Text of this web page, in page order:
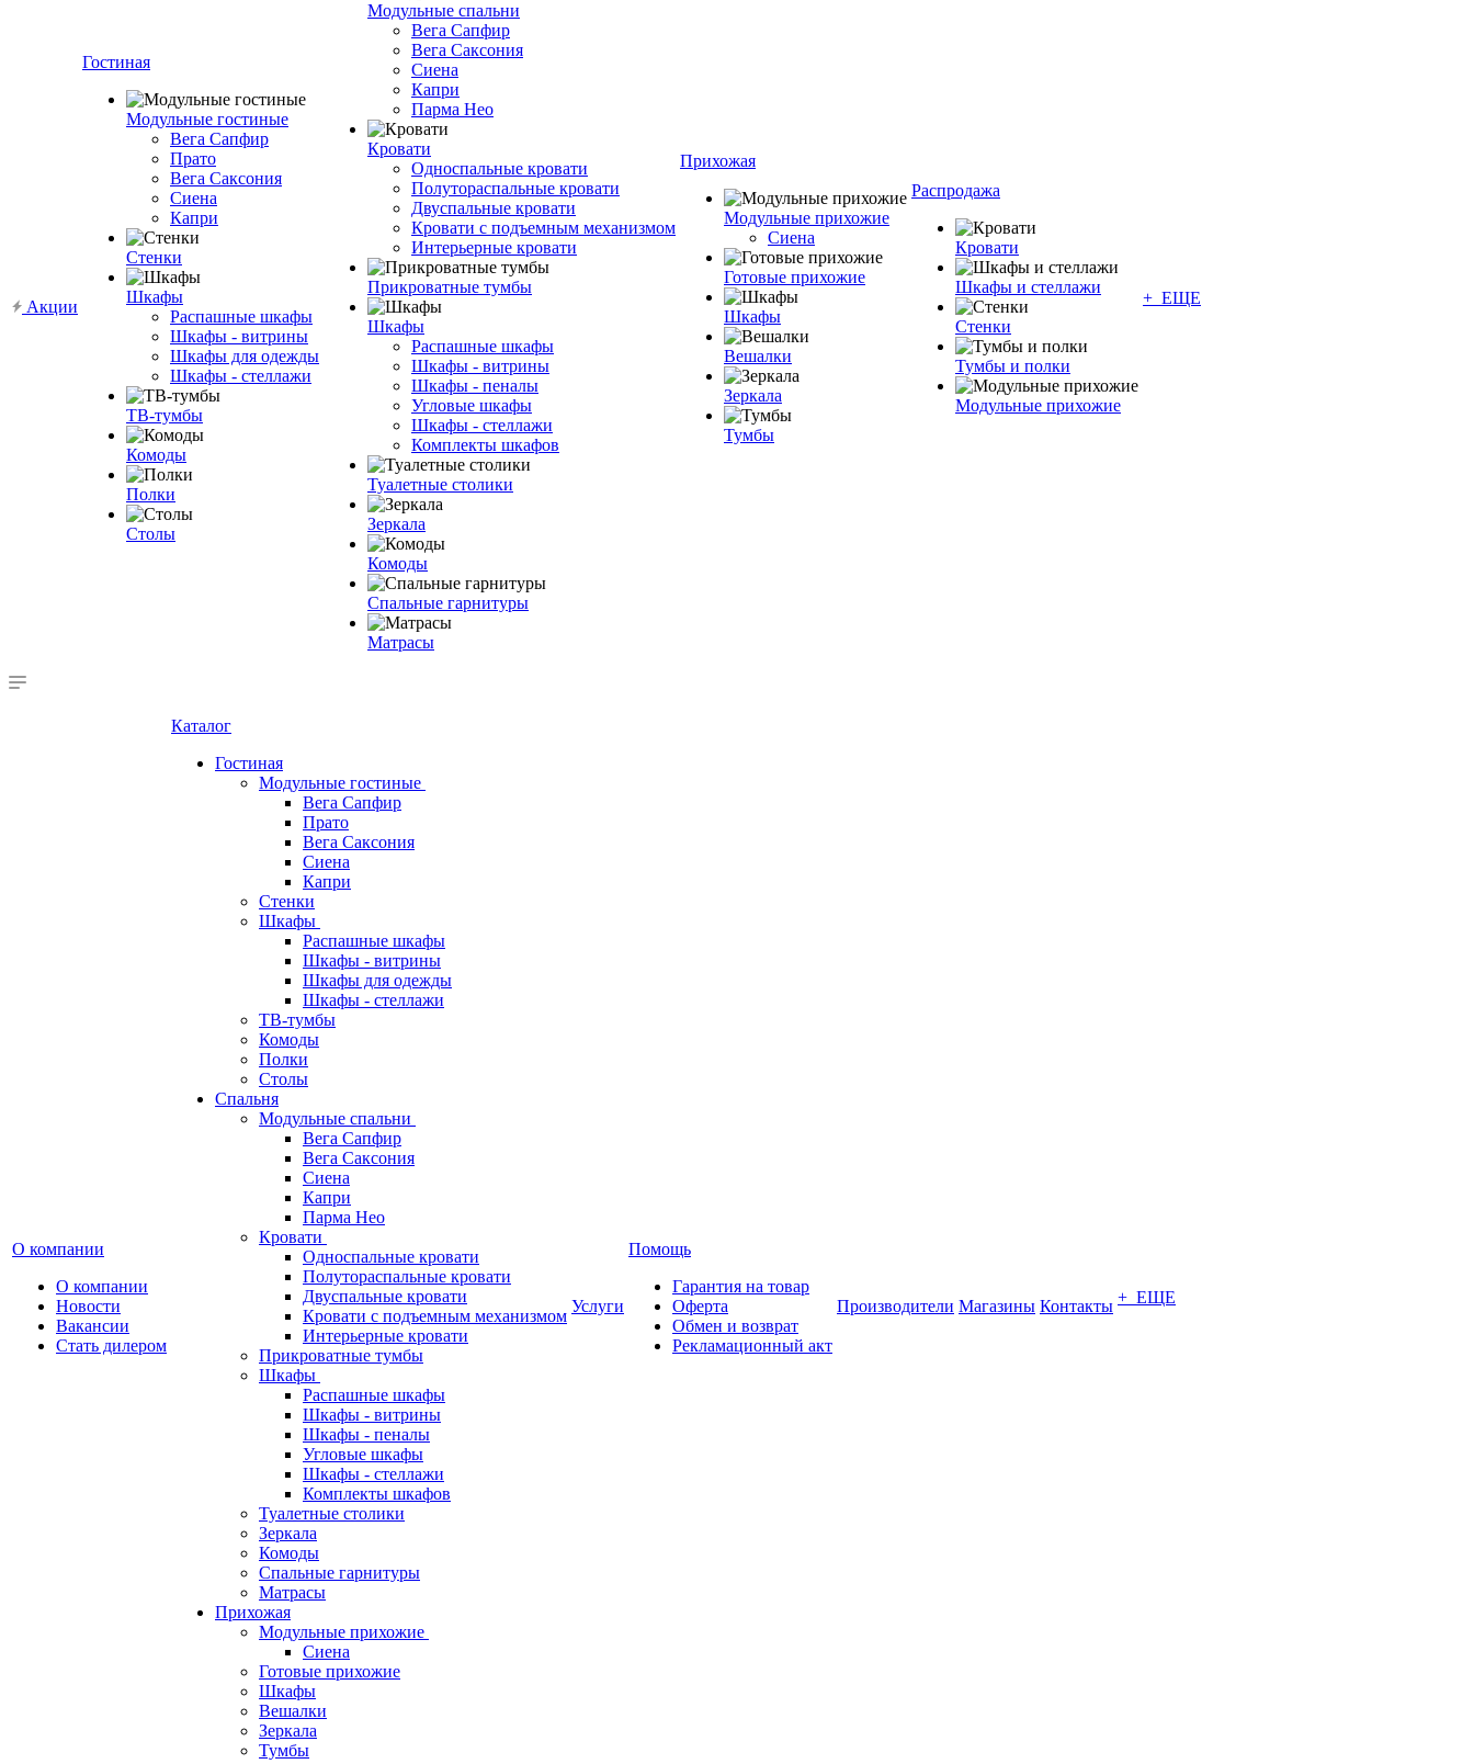
Акции
Гостиная
Модульные гостиные
Вега Сапфир
Прато
Вега Саксония
Сиена
Капри
Стенки
Шкафы
Распашные шкафы
Шкафы - витрины
Шкафы для одежды
Шкафы - стеллажи
ТВ-тумбы
Комоды
Полки
Столы
Модульные спальни
Вега Сапфир
Вега Саксония
Сиена
Капри
Парма Нео
Кровати
Односпальные кровати
Полутораспальные кровати
Двуспальные кровати
Кровати с подъемным механизмом
Интерьерные кровати
Прикроватные тумбы
Шкафы
Распашные шкафы
Шкафы - витрины
Шкафы - пеналы
Угловые шкафы
Шкафы - стеллажи
Комплекты шкафов
Туалетные столики
Зеркала
Комоды
Спальные гарнитуры
Матрасы
Прихожая
Модульные прихожие
Сиена
Готовые прихожие
Шкафы
Вешалки
Зеркала
Тумбы
Распродажа
Кровати
Шкафы и стеллажи
Стенки
Тумбы и полки
Модульные прихожие
+ ЕЩЕ
О компании
О компании
Новости
Вакансии
Стать дилером
Каталог
Гостиная
Модульные гостиные
Вега Сапфир
Прато
Вега Саксония
Сиена
Капри
Стенки
Шкафы
Распашные шкафы
Шкафы - витрины
Шкафы для одежды
Шкафы - стеллажи
ТВ-тумбы
Комоды
Полки
Столы
Спальня
Модульные спальни
Вега Сапфир
Вега Саксония
Сиена
Капри
Парма Нео
Кровати
Односпальные кровати
Полутораспальные кровати
Двуспальные кровати
Кровати с подъемным механизмом
Интерьерные кровати
Прикроватные тумбы
Шкафы
Распашные шкафы
Шкафы - витрины
Шкафы - пеналы
Угловые шкафы
Шкафы - стеллажи
Комплекты шкафов
Туалетные столики
Зеркала
Комоды
Спальные гарнитуры
Матрасы
Прихожая
Модульные прихожие
Сиена
Готовые прихожие
Шкафы
Вешалки
Зеркала
Тумбы
Услуги
Помощь
Гарантия на товар
Оферта
Обмен и возврат
Рекламационный акт
Производители Магазины Контакты + ЕЩЕ